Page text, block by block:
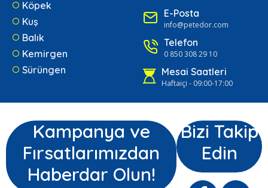
Köpek
Kuş
Balık
Kemirgen
Sürüngen
E-Posta
info@petedor.com
Telefon
0 850 308 29 10
Mesai Saatleri
Haftaiçi - 09:00-17:00
Kampanya ve
Fırsatlarımızdan
Haberdar Olun!
Bizi Takip
Edin